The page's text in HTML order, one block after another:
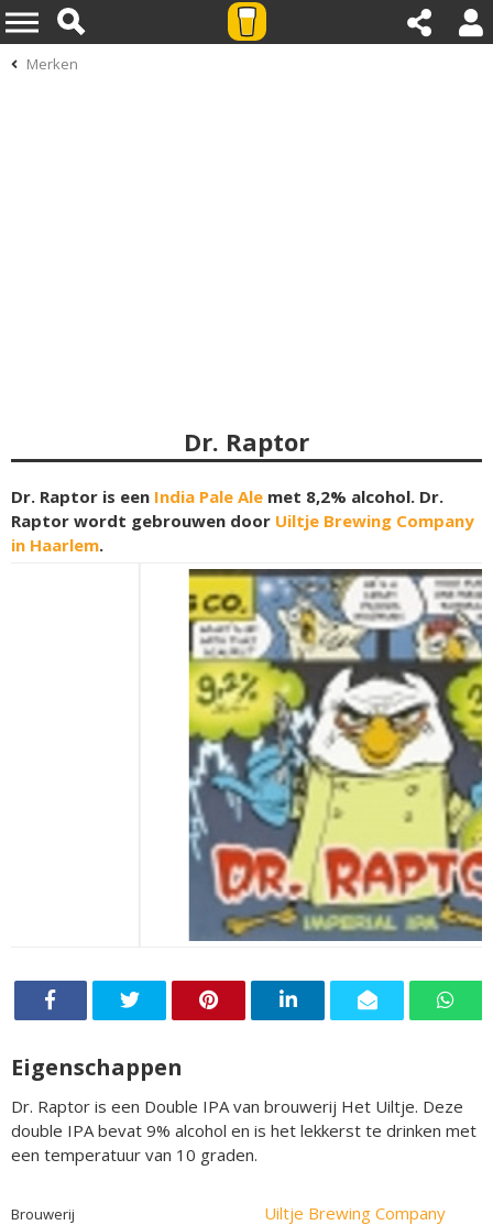
Merken
Dr. Raptor
Dr. Raptor is een India Pale Ale met 8,2% alcohol. Dr.
Raptor wordt gebrouwen door Uiltje Brewing Company
in Haarlem.
Eigenschappen
Dr. Raptor is een Double IPA van brouwerij Het Uiltje. Deze
double IPA bevat 9% alcohol en is het lekkerst te drinken met
een temperatuur van 10 graden.
Brouwerij Uiltje Brewing Company